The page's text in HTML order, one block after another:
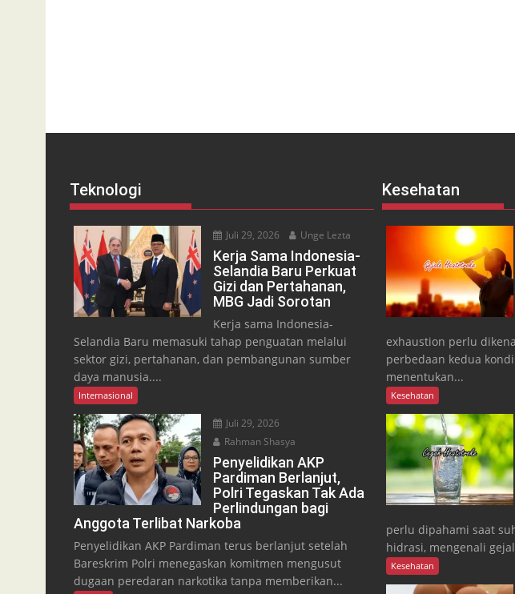
Teknologi
Juli 29, 2026 Unge Lezta
Kerja Sama Indonesia-
Selandia Baru Perkuat
Gizi dan Pertahanan,
MBG Jadi Sorotan
Kerja sama Indonesia-
Selandia Baru memasuki tahap penguatan melalui
sektor gizi, pertahanan, dan pembangunan sumber
daya manusia....
Internasional
Juli 29, 2026
Rahman Shasya
Penyelidikan AKP
Pardiman Berlanjut,
Polri Tegaskan Tak Ada
Perlindungan bagi
Anggota Terlibat Narkoba
Penyelidikan AKP Pardiman terus berlanjut setelah
Bareskrim Polri menegaskan komitmen mengusut
dugaan peredaran narkotika tanpa memberikan...
Kesehatan
exhaustion perlu
perbedaan kedua
menentukan...
Kesehatan
perlu dipahami saat
hidrasi, mengenali
Kesehatan